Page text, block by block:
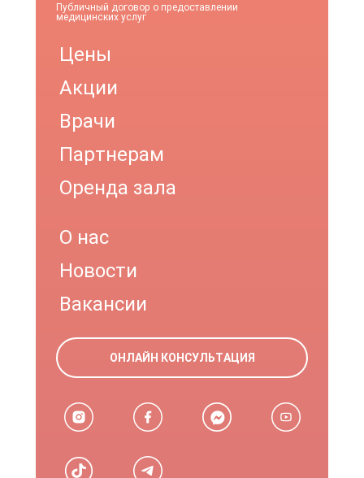
Публичный договор о предоставлении
медицинских услуг
Цены
Акции
Врачи
Партнерам
Оренда зала
О нас
Новости
Вакансии
ОНЛАЙН КОНСУЛЬТАЦИЯ